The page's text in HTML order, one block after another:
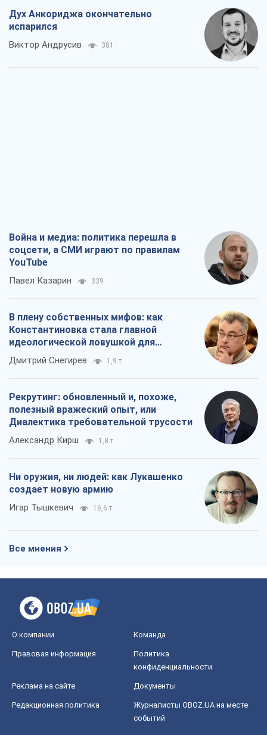
Дух Анкориджа окончательно
испарился
Виктор Андрусив 381
Война и медиа: политика перешла в
соцсети, а СМИ играют по правилам
YouTube
Павел Казарин 339
В плену собственных мифов: как
Константиновка стала главной
идеологической ловушкой для
российских оккупантов
Дмитрий Снегирев 1,9 т.
Рекрутинг: обновленный и, похоже,
полезный вражеский опыт, или
Диалектика требовательной трусости
Александр Кирш 1,8 т.
Ни оружия, ни людей: как Лукашенко
создает новую армию
Игар Тышкевич 16,6 т.
Все мнения
О компании Команда
Правовая информация
Политика
конфиденциальности
Реклама на сайте Документы
Редакционная политика
Журналисты OBOZ.UA на месте
событий